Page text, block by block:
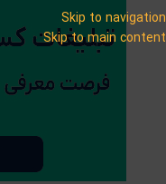
Skip to navigation
Skip to main content